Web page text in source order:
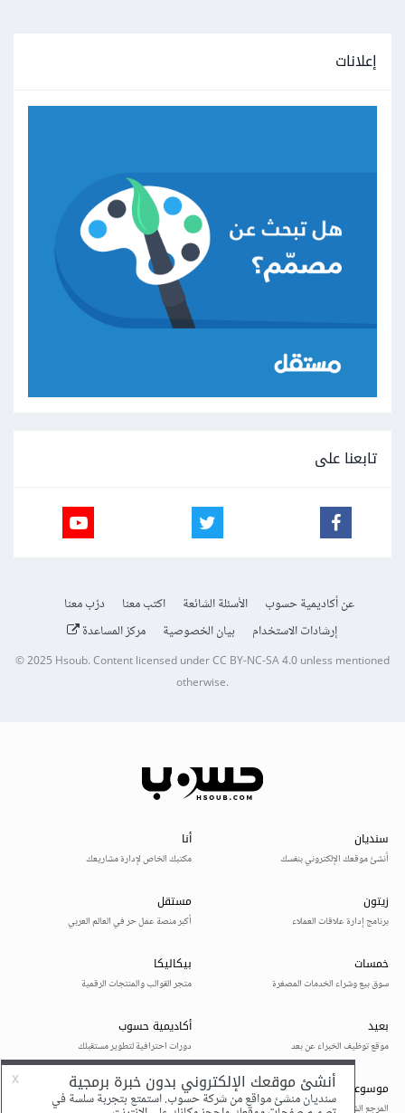
إعلانات
تابعنا على
عن أكاديمية حسوب الأسئلة الشائعة اكتب معنا
درّب معنا
إرشادات الاستخدام
بيان الخصوصية مركز المساعدة
© 2025Hsoub.Content licensed underCC BY-NC-SA 4.0unless mentioned
otherwise.